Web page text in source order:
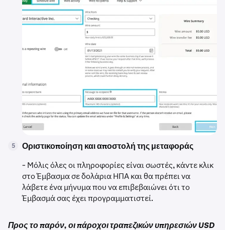
5
Οριστικοποίηση και αποστολή της μεταφοράς
- Μόλις όλες οι πληροφορίες είναι σωστές, κάντε κλικ
στο Έμβασμα σε δολάρια ΗΠΑ και θα πρέπει να
λάβετε ένα μήνυμα που να επιβεβαιώνει ότι το
Έμβασμά σας έχει προγραμματιστεί.
Προς το παρόν, οι πάροχοι τραπεζικών υπηρεσιών USD